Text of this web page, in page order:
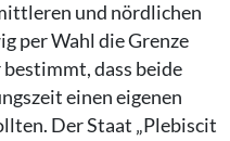
und nördlichen
per Wahl die Grenze
dass beide
einen eigenen
Der Staat „Plebiscit